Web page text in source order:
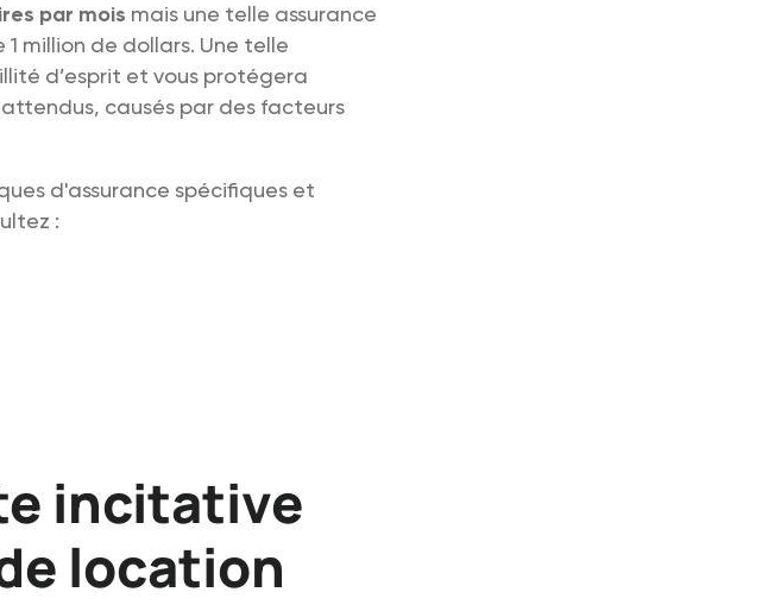
par mois mais une telle assurance
million de dollars. Une telle
d’esprit et vous protégera
causés par des facteurs
d'assurance spécifiques et
:
incitative
location